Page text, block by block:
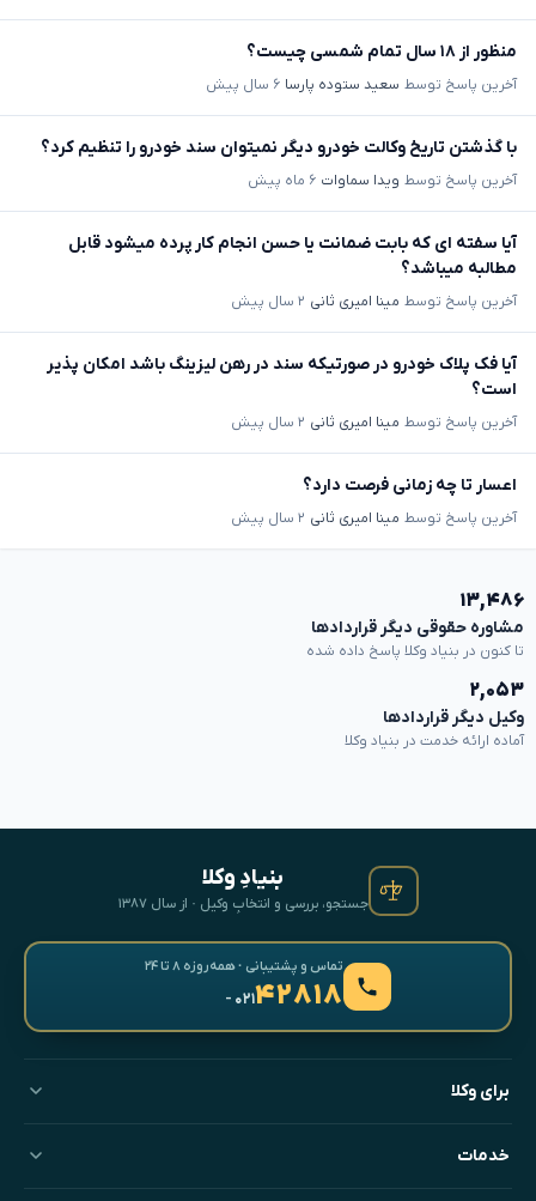
منظور از ۱۸ سال تمام شمسی چیست؟
آخرین پاسخ توسط سعید ستوده پارسا ۶ سال پیش
با گذشتن تاریخ وکالت خودرو دیگر نمیتوان سند خودرو را تنظیم کرد؟
آخرین پاسخ توسط ویدا سماوات ۶ ماه پیش
آیا سفته ای که بابت ضمانت یا حسن انجام کار پرده میشود قابل
مطالبه میباشد؟
آخرین پاسخ توسط مینا امیری ثانی ۲ سال پیش
آیا فک پلاک خودرو در صورتیکه سند در رهن لیزینگ باشد امکان پذیر
است؟
آخرین پاسخ توسط مینا امیری ثانی ۲ سال پیش
اعسار تا چه زمانی فرصت دارد؟
آخرین پاسخ توسط مینا امیری ثانی ۲ سال پیش
۱۳,۴۸۶
مشاوره حقوقی دیگر قراردادها
تا کنون در بنیاد وکلا پاسخ داده شده
۲,۰۵۳
وکیل دیگر قراردادها
آماده ارائه خدمت در بنیاد وکلا
بنیادِ وکلا
جستجو، بررسی و انتخابِ وکیل · از سال ۱۳۸۷
تماس و پشتیبانی · همه‌روزه ۸ تا ۲۴
۴۲۸۱۸- ۰۲۱
برای وکلا
خدمات